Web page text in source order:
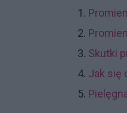
Skutki
Jak się